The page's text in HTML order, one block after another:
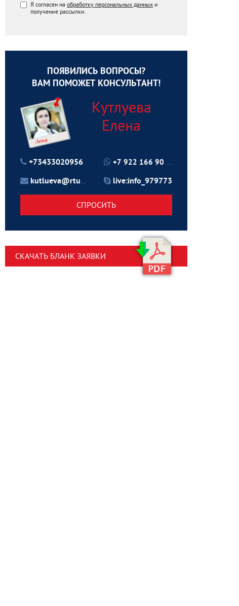
Я согласен на обработку персональных данных и
получение рассылки.
ПОЯВИЛИСЬ ВОПРОСЫ?
ВАМ ПОМОЖЕТ КОНСУЛЬТАНТ!
Кутлуева
Елена
+73433020956
kutlueva@rtu24.ru
+7 922 166 90 70
live:info_979773
СПРОСИТЬ
СКАЧАТЬ БЛАНК ЗАЯВКИ